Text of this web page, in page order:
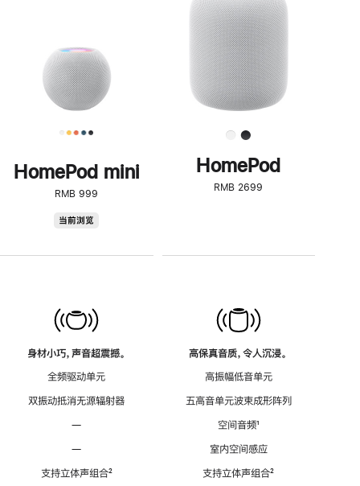
HomePod mini
RMB 999
当前浏览
身材小巧，声音超震撼。
全频驱动单元
双振动抵消无源辐射器
—
—
支持立体声组合脚
²
了
解
HomePod<
HomePod
RMB 2699
高保真音质，令人沉浸。
高振幅低音单元
五高音单元波束成形阵列
空间音频脚
¹
室内空间感应
支持立体声组合脚
²